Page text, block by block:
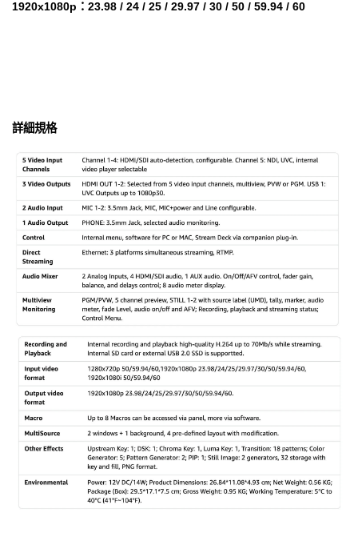
1920x1080p：23.98 / 24 / 25 / 29.97 / 30 / 50 / 59.94 / 60
詳細規格